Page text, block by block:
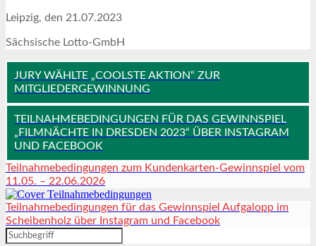
Leipzig, den 21.07.2023
Sächsische Lotto-GmbH
JURY WÄHLTE „COOLSTE AKTION“ ZUR
MITGLIEDERGEWINNUNG
TEILNAHMEBEDINGUNGEN FÜR DAS GEWINNSPIEL
„FILMNÄCHTE IN DRESDEN 2023“ ÜBER INSTAGRAM
UND FACEBOOK
Teilnahmebedingungen zum Kundenkarten-Gewinnspiel vom
11.05. – 22.06.2026
Teilnahmebedingungen für das Gewinnspiel Aufgalopp im
Scheibenholz über Instagram und Facebook